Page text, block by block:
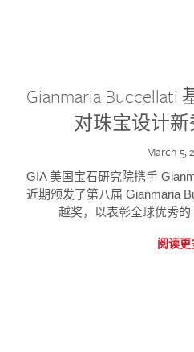
Gianmaria Buccellati
对珠宝设计
March 5,
GIA 美国宝石研究院携手
近期颁发了第八届 Gianmaria
越奖，以表彰全球优秀的
阅读更